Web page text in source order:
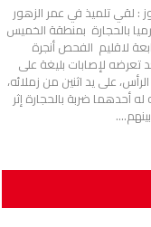
: لقي تلميذ في عمر الزهور
بالحجارة بمنطقة الخميس
لاقليم الفحص أنجرة
تعرضه لإصابات بليغة على
على يد اثنين من زملائه،
أحدهما ضربة بالحجارة إثر